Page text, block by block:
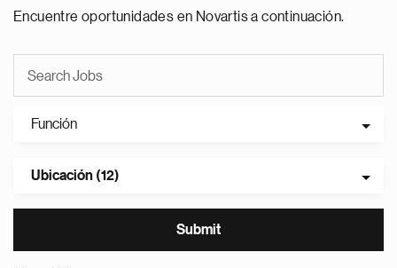
Encuentre oportunidades en Novartis a continuación.
Función
Ubicación (12)